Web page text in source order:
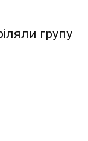
групу